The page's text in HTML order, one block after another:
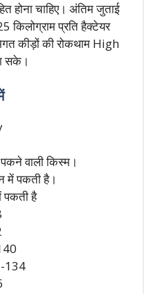
होना चाहिए। अंतिम जुताई
प्रति हैक्टेयर
कीड़ों की रोकथाम High
सके।
वाली किस्म।
में पकती है।
पकती है
134